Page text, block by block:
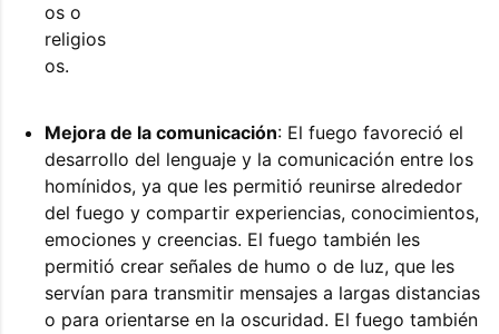
os o
religios
os.
Mejora de la comunicación: El fuego favoreció el
desarrollo del lenguaje y la comunicación entre los
homínidos, ya que les permitió reunirse alrededor
del fuego y compartir experiencias, conocimientos,
emociones y creencias. El fuego también les
permitió crear señales de humo o de luz, que les
servían para transmitir mensajes a largas distancias
o para orientarse en la oscuridad. El fuego también